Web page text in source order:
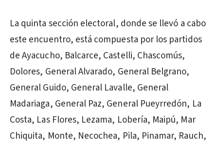
La quinta sección electoral, donde se llevó a cabo
este encuentro, está compuesta por los partidos
de Ayacucho, Balcarce, Castelli, Chascomús,
Dolores, General Alvarado, General Belgrano,
General Guido, General Lavalle, General
Madariaga, General Paz, General Pueyrredón, La
Costa, Las Flores, Lezama, Lobería, Maipú, Mar
Chiquita, Monte, Necochea, Pila, Pinamar, Rauch,